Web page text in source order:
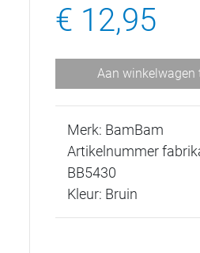
€ 12,95
Aan winkelwagen
Merk: BamBam
Artikelnummer
BB5430
Kleur: Bruin